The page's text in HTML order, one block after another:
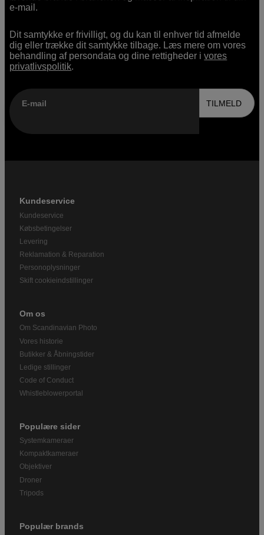
e-mail.
Dit samtykke er frivilligt, og du kan til enhver tid afmelde
dig eller trække dit samtykke tilbage. Læs mere om vores
behandling af persondata og dine rettigheder ivores
privatlivspolitik.
E-mail TILMELD
Kundeservice
Kundeservice
Købsbetingelser
Levering
Reklamation & Reparation
Personoplysninger
Skift cookieindstillinger
Om os
Om Scandinavian Photo
Vores historie
Butikker & Åbningstider
Ledige stillinger
Code of Conduct
Whistleblowerportal
Populære sider
Systemkameraer
Kompaktkameraer
Objektiver
Droner
Tripods
Populær brands